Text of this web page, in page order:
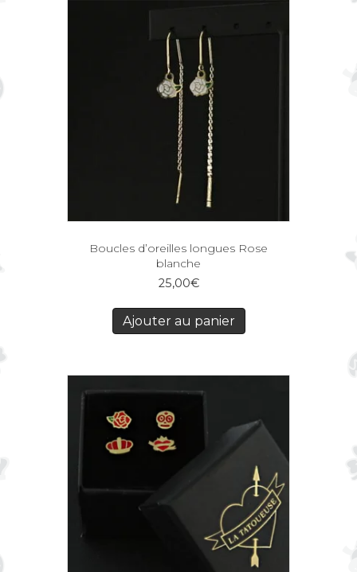
Boucles d’oreilles longues Rose
blanche
25,00€
Ajouter au panier